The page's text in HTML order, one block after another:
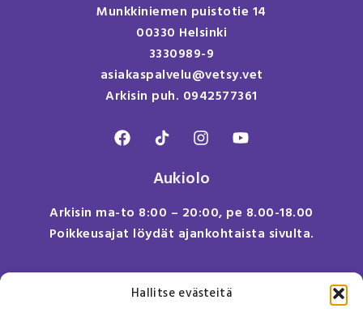
Hallitse evästeitä
Munkkiniemen puistotie 14
00330 Helsinki
3330989-9
asiakaspalvelu@vetsy.vet
Arkisin puh. 0942577361
Aukiolo
Arkisin ma-to 8:00 – 20:00, pe 8.00-18.00
Poikkeusajat löydät ajankohtaista sivulta.
Anna meille palautetta